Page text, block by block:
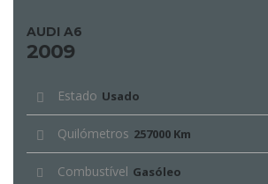
AUDI A6
2009
Estado Usado
Quilómetros 257000 Km
Combustível Gasóleo